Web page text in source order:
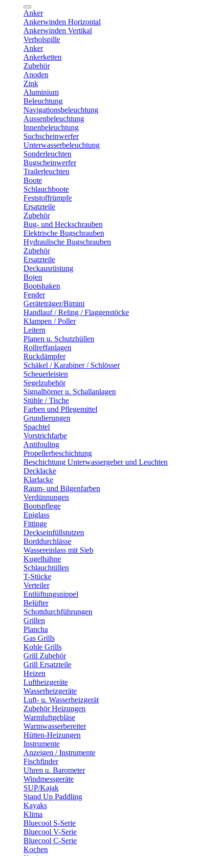
Anker
Ankerwinden Horizontal
Ankerwinden Vertikal
Verholspille
Anker
Ankerketten
Zubehör
Anoden
Zink
Aluminium
Beleuchtung
Navigationsbeleuchtung
Aussenbeleuchtung
Innenbeleuchtung
Suchscheinwerfer
Unterwasserbeleuchtung
Sonderleuchten
Bugscheinwerfer
Trailerleuchten
Boote
Schlauchboote
Feststoffrümpfe
Ersatzteile
Zubehör
Bug- und Heckschrauben
Elektrische Bugschrauben
Hydraulische Bugschrauben
Zubehör
Ersatzteile
Deckausrüstung
Bojen
Bootshaken
Fender
Geräteträger/Bimini
Handlauf / Reling / Flaggenstöcke
Klampen / Poller
Leitern
Planen u. Schutzhüllen
Rollreffanlagen
Ruckdämpfer
Schäkel / Karabiner / Schlösser
Scheuerleisten
Segelzubehör
Signalhörner u. Schallanlagen
Stühle / Tische
Farben und Pflegemittel
Grundierungen
Spachtel
Vorstrichfarbe
Antifouling
Propellerbeschichtung
Beschichtung Unterwassergeber und Leuchten
Decklacke
Klarlacke
Raum- und Bilgenfarben
Verdünnungen
Bootspflege
Epiglass
Fittinge
Deckseinfüllstutzen
Borddurchlässe
Wassereinlass mit Sieb
Kugelhähne
Schlauchtüllen
T-Stücke
Verteiler
Entlüftungsnippel
Belüfter
Schottdurchführungen
Grillen
Plancha
Gas Grills
Kohle Grills
Grill Zubehör
Grill Ersatzteile
Heizen
Luftheizgeräte
Wasserheizgeräte
Luft- u. Wasserheizgerät
Zubehör Heizungen
Warmluftgebläse
Warmwasserbereiter
Hütten-Heizungen
Instrumente
Anzeigen / Instrumente
Fischfinder
Uhren u. Barometer
Windmessgeräte
SUP/Kajak
Stand Up Paddling
Kayaks
Klima
Bluecool S-Serie
Bluecool V-Serie
Bluecool C-Serie
Kochen